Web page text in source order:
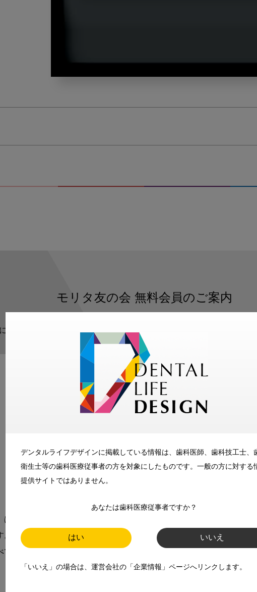
デンタルライフデザインに掲載している情報は、歯科医師、歯科技工士、
衛生士等の歯科医療従事者の方を対象にしたものです。一般の方に対する
提供サイトではありません。
あなたは歯科医療従事者ですか？
はい いいえ
「いいえ」の場合は、運営会社の「企業情報」ページへリンクします。
モリタ友の会 無料会員のご案内
登録いただくと、デンタルライフデザインをもっと便利にご利用い
メリット
メールマガジンでお届け
師、歯科衛生士、歯科技工士）に
お届けします。